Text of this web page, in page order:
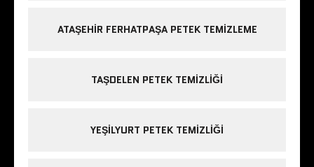
ATAŞEHIR FERHATPAŞA PETEK TEMIZLEME
TAŞDELEN PETEK TEMIZLIĞI
YEŞILYURT PETEK TEMIZLIĞI